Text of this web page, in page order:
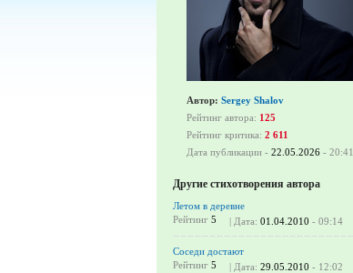
Автор: Sergey Shalov
Рейтинг автора: 125
Рейтинг критика: 2 611
Дата публикации - 22.05.2026 - 20:41
Другие стихотворения автора
Летом в деревне
Рейтинг 5 | Дата: 01.04.2010 - 09:14
Соседи достают
Рейтинг 5 | Дата: 29.05.2010 - 12:02